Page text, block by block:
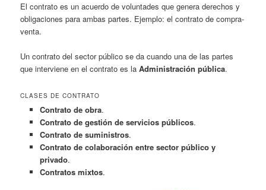
El contrato es un acuerdo de voluntades que genera derechos y
obligaciones para ambas partes. Ejemplo: el contrato de compra-
venta.
Un contrato del sector público se da cuando una de las partes
que interviene en el contrato es laAdministración pública.
CLASES DE CONTRATO
Contrato de obra.
Contrato de gestión de servicios públicos.
Contrato de suministros.
Contrato de colaboración entre sector público y
privado.
Contratos mixtos.